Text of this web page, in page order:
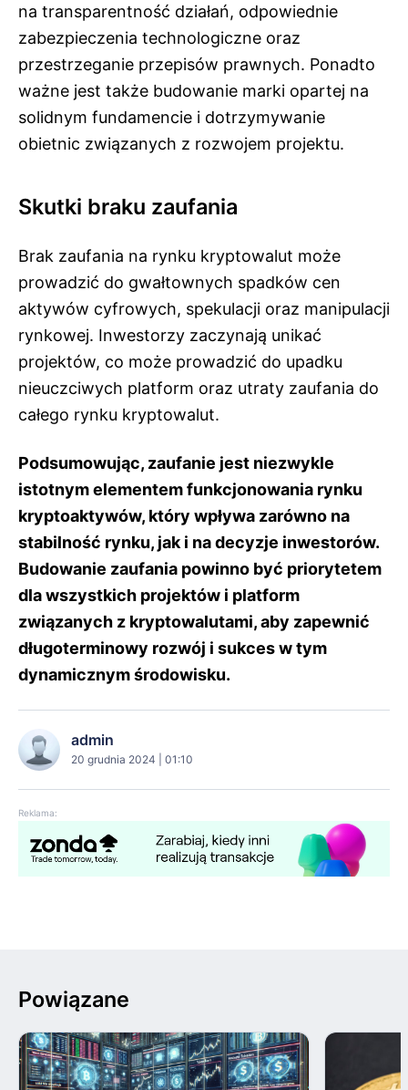
na transparentność działań, odpowiednie
zabezpieczenia technologiczne oraz
przestrzeganie przepisów prawnych. Ponadto
ważne jest także budowanie marki opartej na
solidnym fundamencie i dotrzymywanie
obietnic związanych z rozwojem projektu.
Skutki braku zaufania
Brak zaufania na rynku kryptowalut może
prowadzić do gwałtownych spadków cen
aktywów cyfrowych, spekulacji oraz manipulacji
rynkowej. Inwestorzy zaczynają unikać
projektów, co może prowadzić do upadku
nieuczciwych platform oraz utraty zaufania do
całego rynku kryptowalut.
Podsumowując, zaufanie jest niezwykle
istotnym elementem funkcjonowania rynku
kryptoaktywów, który wpływa zarówno na
stabilność rynku, jak i na decyzje inwestorów.
Budowanie zaufania powinno być priorytetem
dla wszystkich projektów i platform
związanych z kryptowalutami, aby zapewnić
długoterminowy rozwój i sukces w tym
dynamicznym środowisku.
admin
20 grudnia 2024 | 01:10
Reklama:
Powiązane